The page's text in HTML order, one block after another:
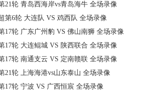
21轮 青岛西海岸vs青岛海牛 全场录像
第6轮 大连队 VS 鸡西队 全场录像
17轮 广东广州豹 VS 佛山南狮 全场录像
17轮 大连鲲城 VS 陕西联合 全场录像
17轮 南通支云 VS 定南赣联 全场录像
21轮 上海海港vs山东泰山 全场录像
17轮 宁波 VS 广西恒宸 全场录像